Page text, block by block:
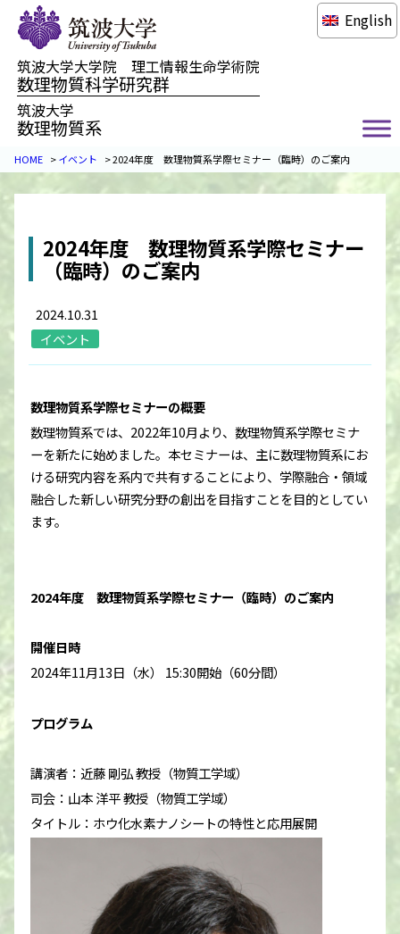
筑波大学大学院 理工情報生命学術院
数理物質科学研究群
筑波大学
数理物質系
English
HOME >イベント >2024年度 数理物質系学際セミナー（臨時）のご案内
2024年度 数理物質系学際セミナー
（臨時）のご案内
2024.10.31
イベント
数理物質系学際セミナーの概要
数理物質系では、2022年10月より、数理物質系学際セミナ
ーを新たに始めました。本セミナーは、主に数理物質系にお
ける研究内容を系内で共有することにより、学際融合・領域
融合した新しい研究分野の創出を目指すことを目的としてい
ます。
2024年度 数理物質系学際セミナー（臨時）のご案内
開催日時
2024年11月13日（水） 15:30開始（60分間）
プログラム
講演者：近藤 剛弘 教授（物質工学域）
司会：山本 洋平 教授（物質工学域）
タイトル：ホウ化水素ナノシートの特性と応用展開